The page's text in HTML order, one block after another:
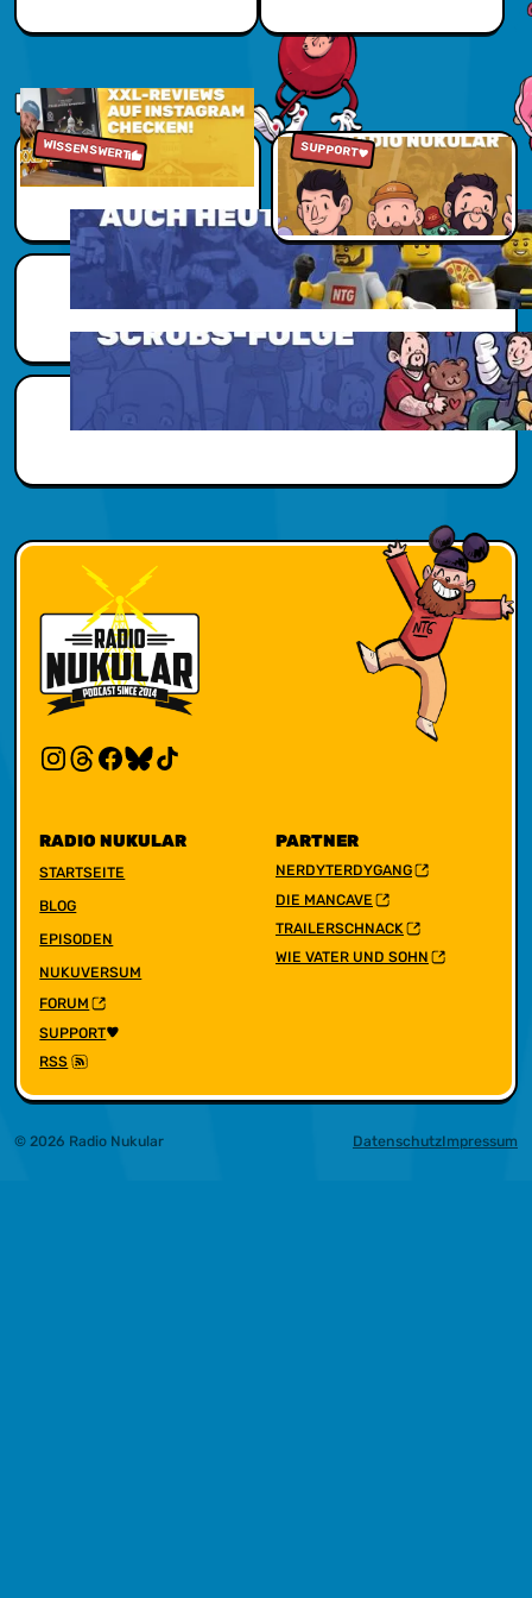
Jetzt sparen
NUKUVERSUM
Zu den Reviews
WISSENSWERT
Scubs Zusatzwissen
Jetzt reinhören
SUPPORT
RADIO NUKULAR
STARTSEITE
BLOG
EPISODEN
NUKUVERSUM
FORUM
SUPPORT
RSS
PARTNER
NERDYTERDYGANG
DIE MANCAVE
TRAILERSCHNACK
WIE VATER UND SOHN
© 2026 Radio Nukular DatenschutzImpressum